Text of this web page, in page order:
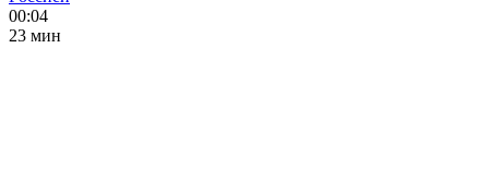
00:04
23 мин